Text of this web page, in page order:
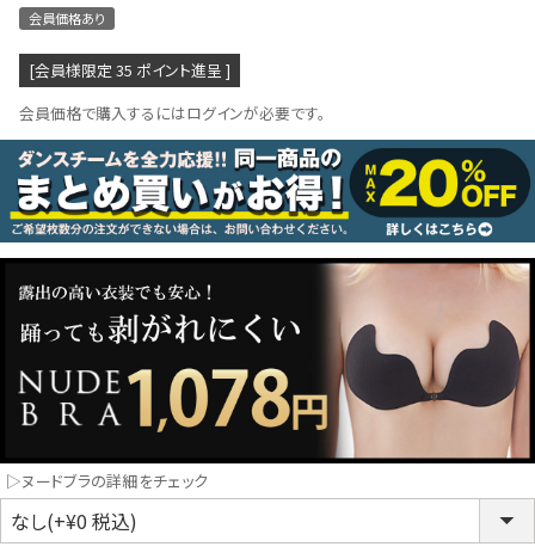
LINE連携でクーポンもらえる!!
同一商品まとめ買いキャンペーン
コスプレ
クリスマス
ランジェ
会員価格あり
[会員様限定 35 ポイント進呈 ]
会員価格で購入するにはログインが必要です。
▷ヌードブラの詳細をチェック